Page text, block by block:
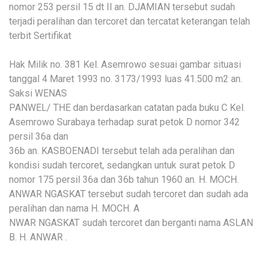
nomor 253 persil 15 dt Il an. DJAMIAN tersebut sudah
terjadi peralihan dan tercoret dan tercatat keterangan telah
terbit Sertifikat
Hak Milik no. 381 Kel. Asemrowo sesuai gambar situasi
tanggal 4 Maret 1993 no. 3173/1993 luas 41.500 m2 an.
Saksi WENAS
PANWEL/ THE dan berdasarkan catatan pada buku C Kel.
Asemrowo Surabaya terhadap surat petok D nomor 342
persil 36a dan
36b an. KASBOENADI tersebut telah ada peralihan dan
kondisi sudah tercoret, sedangkan untuk surat petok D
nomor 175 persil 36a dan 36b tahun 1960 an. H. MOCH.
ANWAR NGASKAT tersebut sudah tercoret dan sudah ada
peralihan dan nama H. MOCH. A
NWAR NGASKAT sudah tercoret dan berganti nama ASLAN
B. H. ANWAR .